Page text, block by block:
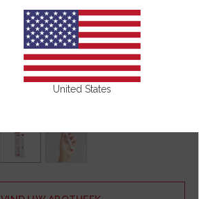
United States